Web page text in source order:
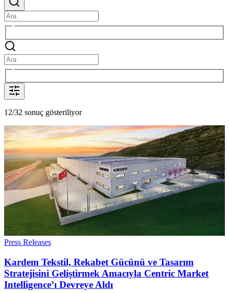
12/32 sonuç gösteriliyor
Press Releases
Kardem Tekstil, Rekabet Gücünü ve Tasarım
Stratejisini Geliştirmek Amacıyla Centric Market
Intelligence’ı Devreye Aldı